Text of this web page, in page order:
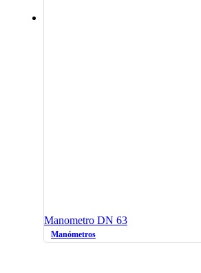
Manometro DN 63
Manómetros